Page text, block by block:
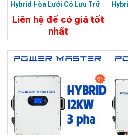
Hybrid Hòa Lưới Có Lưu Trữ
DEYE 6KW 1 Pha
Liên hệ để có giá tốt
nhất
5%